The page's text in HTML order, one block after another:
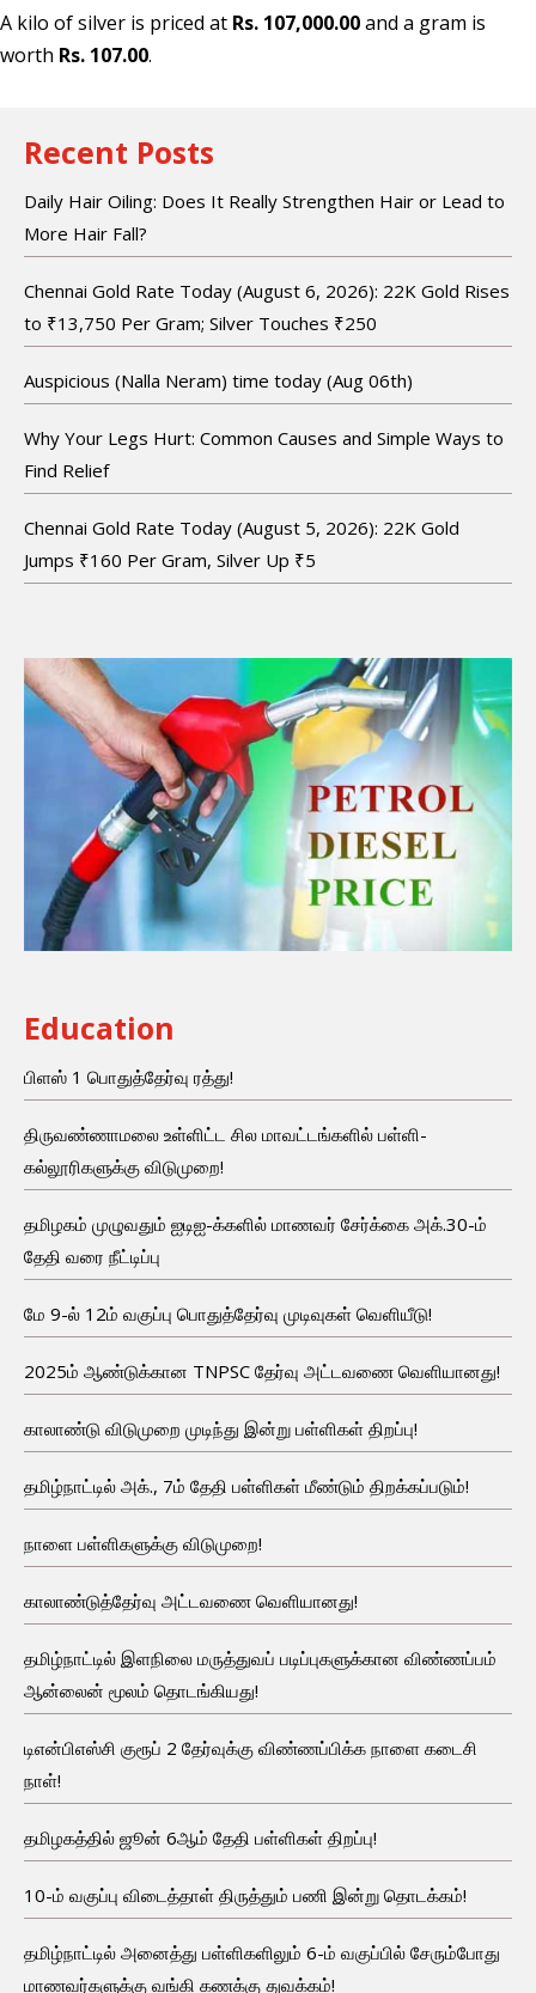
A kilo of silver is priced at Rs. 107,000.00and a gram is
worth Rs. 107.00.
Recent Posts
Daily Hair Oiling: Does It Really Strengthen Hair or Lead to
More Hair Fall?
Chennai Gold Rate Today (August 6, 2026): 22K Gold Rises
to ₹13,750 Per Gram; Silver Touches ₹250
Auspicious (Nalla Neram) time today (Aug 06th)
Why Your Legs Hurt: Common Causes and Simple Ways to
Find Relief
Chennai Gold Rate Today (August 5, 2026): 22K Gold
Jumps ₹160 Per Gram, Silver Up ₹5
Education
பிளஸ் 1 பொதுத்தேர்வு ரத்து!
திருவண்ணாமலை உள்ளிட்ட சில மாவட்டங்களில் பள்ளி-
கல்லூரிகளுக்கு விடுமுறை!
தமிழகம் முழுவதும் ஐடிஐ-க்களில் மாணவர் சேர்க்கை அக்.30-ம்
தேதி வரை நீட்டிப்பு
மே 9-ல் 12ம் வகுப்பு பொதுத்தேர்வு முடிவுகள் வெளியீடு!
2025ம் ஆண்டுக்கான TNPSC தேர்வு அட்டவணை வெளியானது!
காலாண்டு விடுமுறை முடிந்து இன்று பள்ளிகள் திறப்பு!
தமிழ்நாட்டில் அக்., 7ம் தேதி பள்ளிகள் மீண்டும் திறக்கப்படும்!
நாளை பள்ளிகளுக்கு விடுமுறை!
காலாண்டுத்தேர்வு அட்டவணை வெளியானது!
தமிழ்நாட்டில் இளநிலை மருத்துவப் படிப்புகளுக்கான விண்ணப்பம்
ஆன்லைன் மூலம் தொடங்கியது!
டிஎன்பிஎஸ்சி குரூப் 2 தேர்வுக்கு விண்ணப்பிக்க நாளை கடைசி
நாள்!
தமிழகத்தில் ஜூன் 6ஆம் தேதி பள்ளிகள் திறப்பு!
10-ம் வகுப்பு விடைத்தாள் திருத்தும் பணி இன்று தொடக்கம்!
தமிழ்நாட்டில் அனைத்து பள்ளிகளிலும் 6-ம் வகுப்பில் சேரும்போது
மாணவர்களுக்கு வங்கி கணக்கு துவக்கம்!